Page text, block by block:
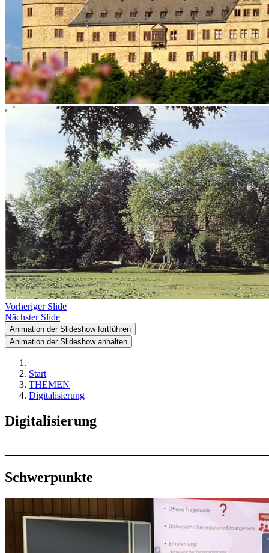
Vorheriger Slide
Nächster Slide
Animation der Slideshow fortführen
Animation der Slideshow anhalten
Start
THEMEN
Digitalisierung
Digitalisierung
Schwerpunkte